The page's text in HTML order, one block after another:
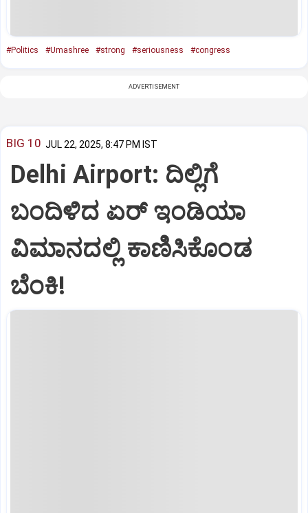
#Politics #Umashree #strong #seriousness #congress
ADVERTISEMENT
BIG 10 JUL 22, 2025, 8:47 PM IST
Delhi Airport: ದಿಲ್ಲಿಗೆ
ಬಂದಿಳಿದ ಏರ್‌ ಇಂಡಿಯಾ
ವಿಮಾನದಲ್ಲಿ ಕಾಣಿಸಿಕೊಂಡ
ಬೆಂಕಿ!